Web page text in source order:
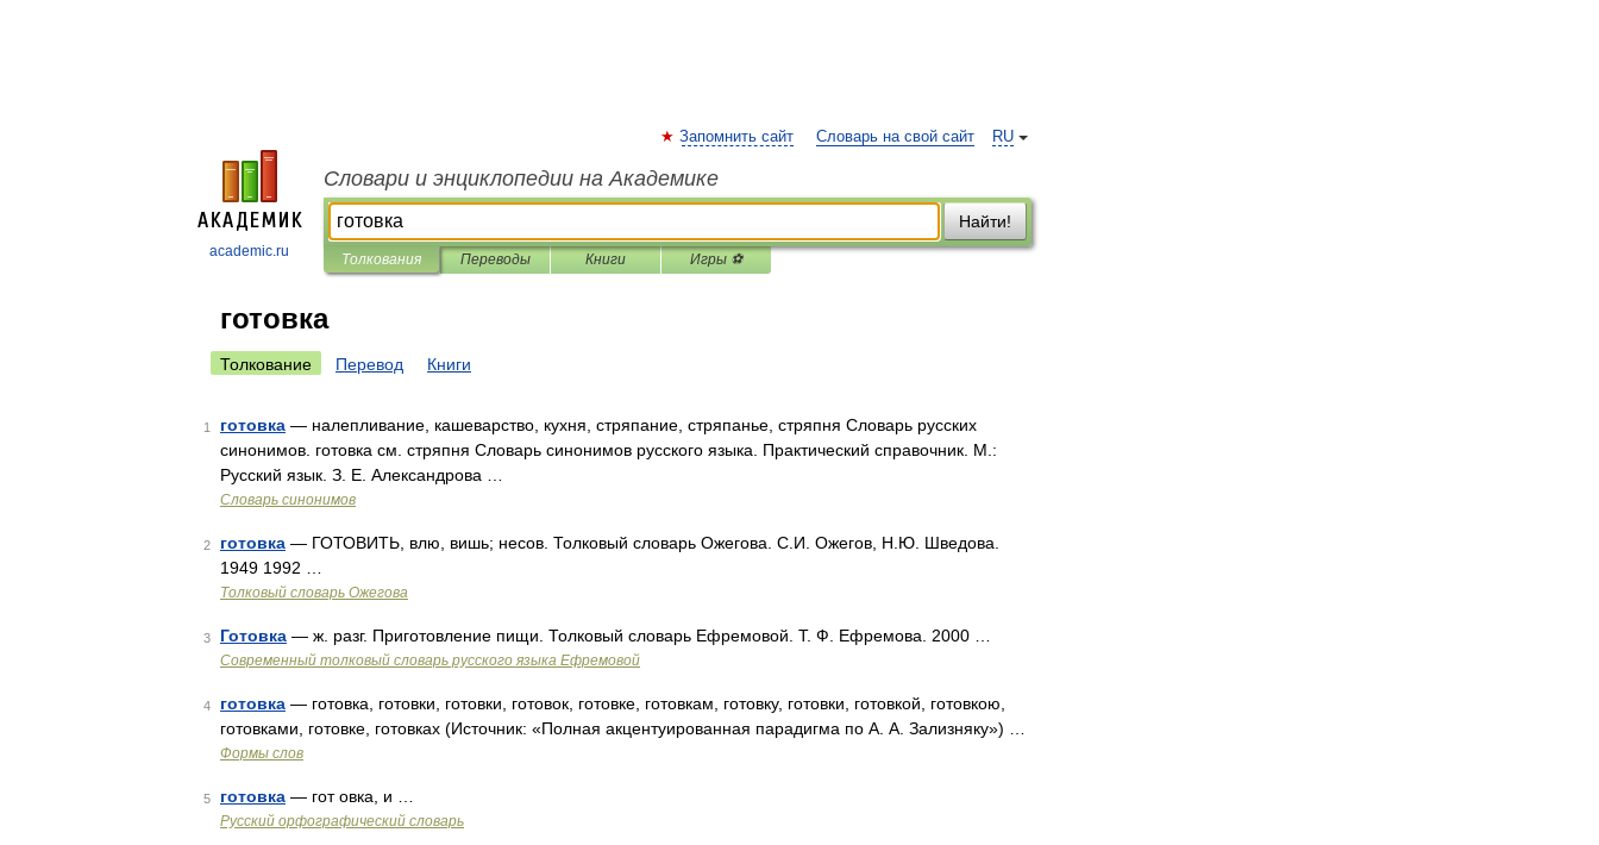
academic.ru
RU
Запомнить сайт Словарь на свой сайт
Словари и энциклопедии на Академике
Найти!
Толкования Переводы Книги Игры ⚽
готовка
Толкование Перевод Книги
1 готовка — налепливание, кашеварство, кухня, стряпание, стряпанье, стряпня Словарь русских
синонимов. готовка см. стряпня Словарь синонимов русского языка. Практический справочник. М.:
Русский язык. З. Е. Александрова …
Словарь синонимов
2 готовка — ГОТОВИТЬ, влю, вишь; несов. Толковый словарь Ожегова. С.И. Ожегов, Н.Ю. Шведова.
1949 1992 …
Толковый словарь Ожегова
3 Готовка — ж. разг. Приготовление пищи. Толковый словарь Ефремовой. Т. Ф. Ефремова. 2000 …
Современный толковый словарь русского языка Ефремовой
4 готовка — готовка, готовки, готовки, готовок, готовке, готовкам, готовку, готовки, готовкой, готовкою,
готовками, готовке, готовках (Источник: «Полная акцентуированная парадигма по А. А. Зализняку») …
Формы слов
5 готовка — гот овка, и …
Русский орфографический словарь